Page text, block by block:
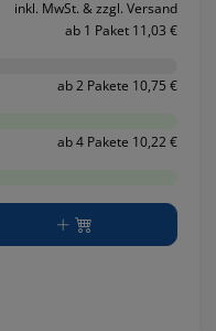
inkl. MwSt. & zzgl. Versand
ab 1 Paket 11,03 €
ab 2 Pakete 10,75 €
ab 4 Pakete 10,22 €